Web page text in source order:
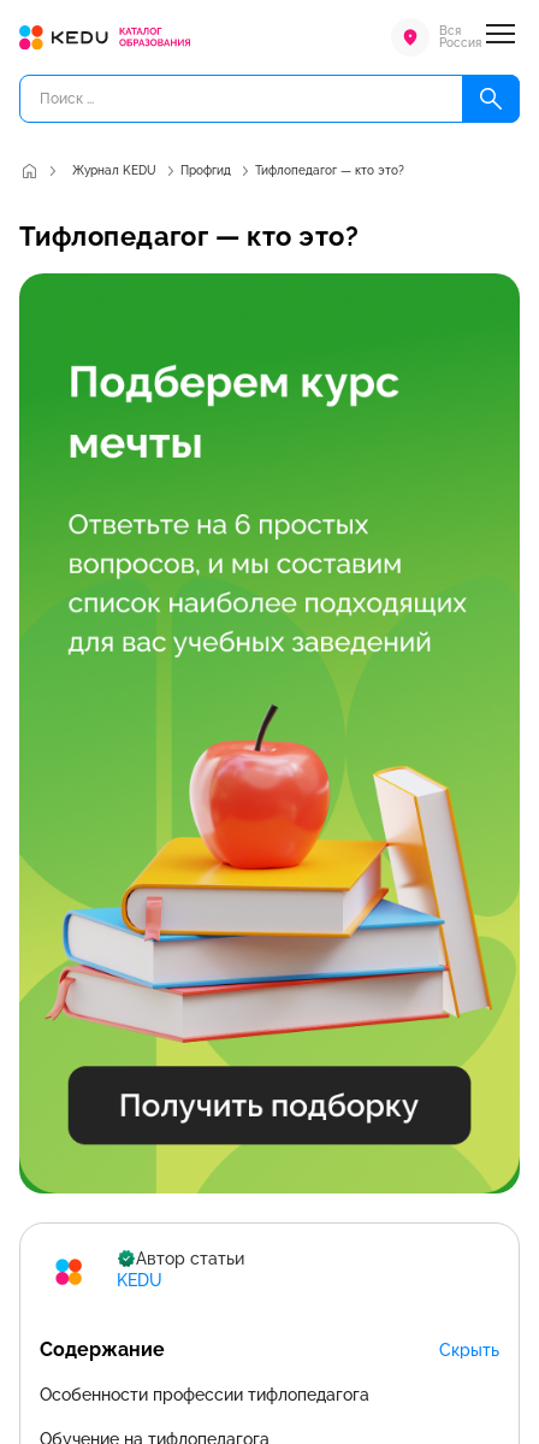
Вся
Россия
Журнал KEDU Профгид Тифлопедагог — кто это?
Тифлопедагог — кто это?
Автор статьи
KEDU
Содержание Скрыть
Особенности профессии тифлопедагога
Обучение на тифлопедагога